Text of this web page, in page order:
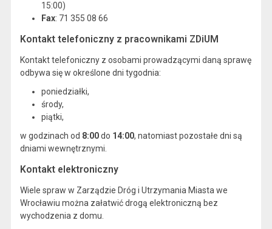
15:00)
Fax: 71 355 08 66
Kontakt telefoniczny z pracownikami ZDiUM
Kontakt telefoniczny z osobami prowadzącymi daną sprawę
odbywa się w określone dni tygodnia:
poniedziałki,
środy,
piątki,
w godzinach od 8:00do 14:00, natomiast pozostałe dni są
dniami wewnętrznymi.
Kontakt elektroniczny
Wiele spraw w Zarządzie Dróg i Utrzymania Miasta we
Wrocławiu można załatwić drogą elektroniczną bez
wychodzenia z domu.